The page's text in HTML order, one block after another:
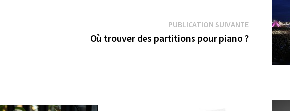
PUBLICATION SUIVANTEPublication
suivante :
Où trouver des partitions pour piano ?